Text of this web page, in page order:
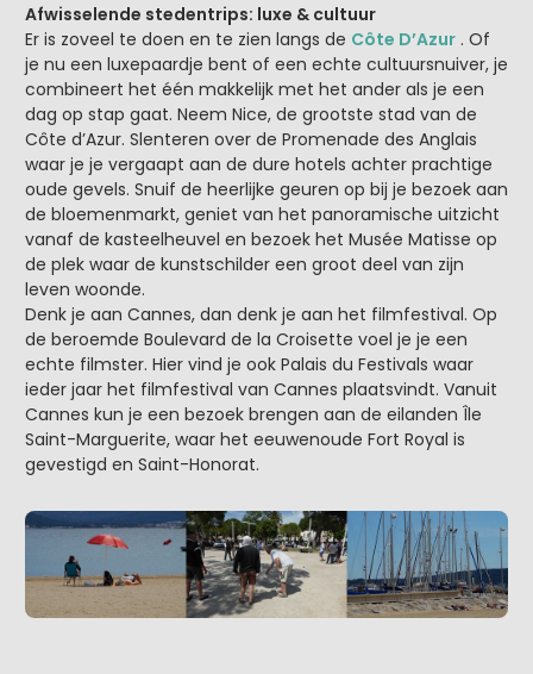
Afwisselende stedentrips: luxe & cultuur
Er is zoveel te doen en te zien langs de Côte D’Azur . Of
je nu een luxepaardje bent of een echte cultuursnuiver, je
combineert het één makkelijk met het ander als je een
dag op stap gaat. Neem Nice, de grootste stad van de
Côte d’Azur. Slenteren over de Promenade des Anglais
waar je je vergaapt aan de dure hotels achter prachtige
oude gevels. Snuif de heerlijke geuren op bij je bezoek aan
de bloemenmarkt, geniet van het panoramische uitzicht
vanaf de kasteelheuvel en bezoek het Musée Matisse op
de plek waar de kunstschilder een groot deel van zijn
leven woonde.
Denk je aan Cannes, dan denk je aan het filmfestival. Op
de beroemde Boulevard de la Croisette voel je je een
echte filmster. Hier vind je ook Palais du Festivals waar
ieder jaar het filmfestival van Cannes plaatsvindt. Vanuit
Cannes kun je een bezoek brengen aan de eilanden Île
Saint-Marguerite, waar het eeuwenoude Fort Royal is
gevestigd en Saint-Honorat.